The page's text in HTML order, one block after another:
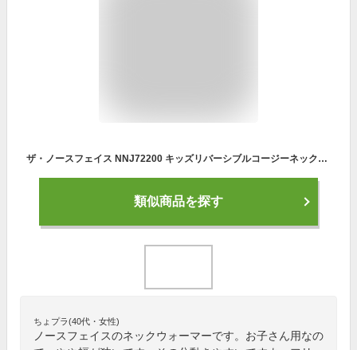
ザ・ノースフェイス NNJ72200 キッズリバーシブルコージーネックゲイター ［子供用ネックウォーマー］［メール便配送(ポスト投函)］ キッズ ネックゲイター フリース 防寒 2022秋冬
類似商品を探す
ちょプラ(40代・女性)
ノースフェイスのネックウォーマーです。お子さん用なの